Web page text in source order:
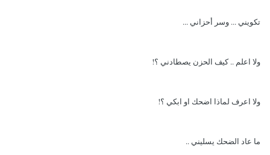
تكويني ... وسر أحزاني ...
ولا اعلم .. كيف الحزن يصطادني ؟!
ولا اعرف لماذا اضحك او ابكي ؟!
ما عاد الضحك يسليني ..